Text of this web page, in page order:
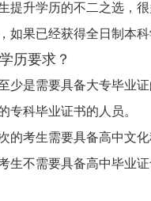
提升学历的不二之选，
如果已经获得全日制本
历要求？
少是需要具备大专毕业
专科毕业证书的人员。
的考生需要具备高中文
生不需要具备高中毕业